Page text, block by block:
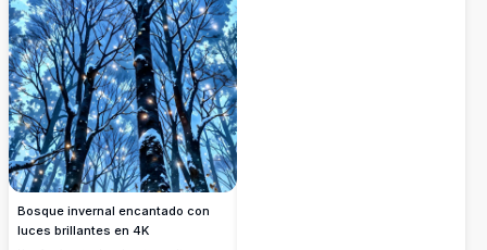
Bosque invernal encantado con
luces brillantes en 4K